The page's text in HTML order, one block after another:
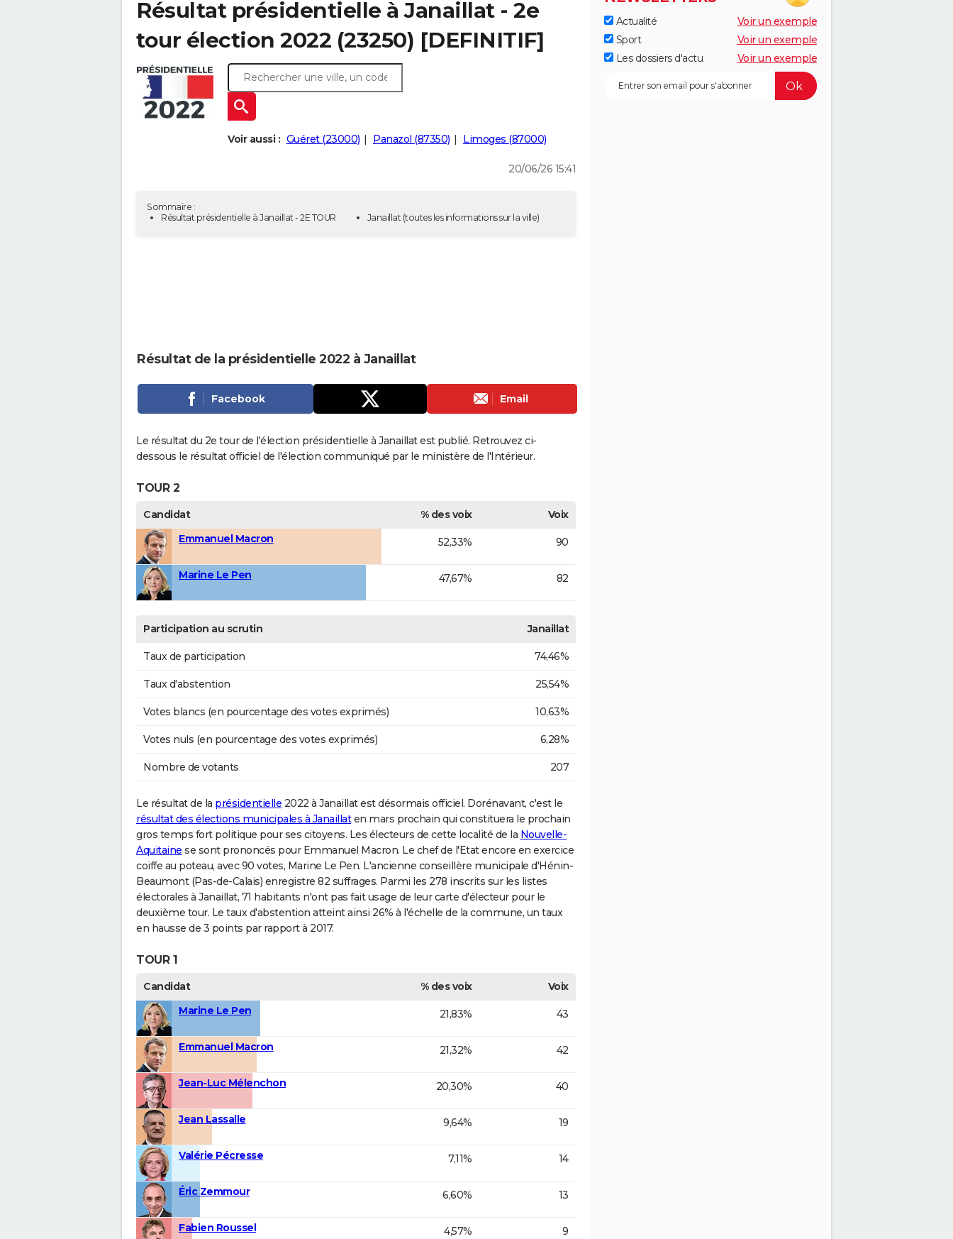
Résultat présidentielle à Janaillat - 2e
tour élection 2022 (23250) [DEFINITIF]
Voir aussi : Guéret (23000) Panazol (87350) Limoges (87000)
20/06/26 15:41
Sommaire :
Résultat présidentielle à Janaillat - 2E TOUR
Janaillat(toutes les informations sur la ville)
Résultat de la présidentielle 2022 à Janaillat
Facebook Email
Le résultat du 2e tour de l'élection présidentielle à Janaillat est publié. Retrouvez ci-
dessous le résultat officiel de l'élection communiqué par le ministère de l'Intérieur.
TOUR 2
Candidat % des voix
Voix
Emmanuel Macron
52,33% 90
Marine Le Pen 47,67% 82
Participation au scrutin Janaillat
Taux de participation 74,46%
Taux d'abstention 25,54%
Votes blancs (en pourcentage des votes exprimés) 10,63%
Votes nuls (en pourcentage des votes exprimés) 6,28%
Nombre de votants 207
Le résultat de la présidentielle 2022 à Janaillat est désormais officiel. Dorénavant, c'est le
résultat des élections municipales à Janaillaten mars prochain qui constituera le prochain
gros temps fort politique pour ses citoyens. Les électeurs de cette localité de la Nouvelle-
Aquitaine se sont prononcés pour Emmanuel Macron. Le chef de l'Etat encore en exercice
coiffe au poteau, avec 90 votes, Marine Le Pen. L'ancienne conseillère municipale d'Hénin-
Beaumont (Pas-de-Calais) enregistre 82 suffrages. Parmi les 278 inscrits sur les listes
électorales à Janaillat, 71 habitants n'ont pas fait usage de leur carte d'électeur pour le
deuxième tour. Le taux d'abstention atteint ainsi 26% à l'échelle de la commune, un taux
en hausse de 3 points par rapport à 2017.
TOUR 1
Candidat % des voix
Voix
Marine Le Pen
21,83% 43
Emmanuel Macron 21,32% 42
Jean-Luc Mélenchon 20,30% 40
Jean Lassalle 9,64% 19
Valérie Pécresse 7,11% 14
Éric Zemmour 6,60% 13
Fabien Roussel 4,57% 9
Actualité
Voir un exemple
Sport
Voir un exemple
Les dossiers d'actu
Voir un exemple